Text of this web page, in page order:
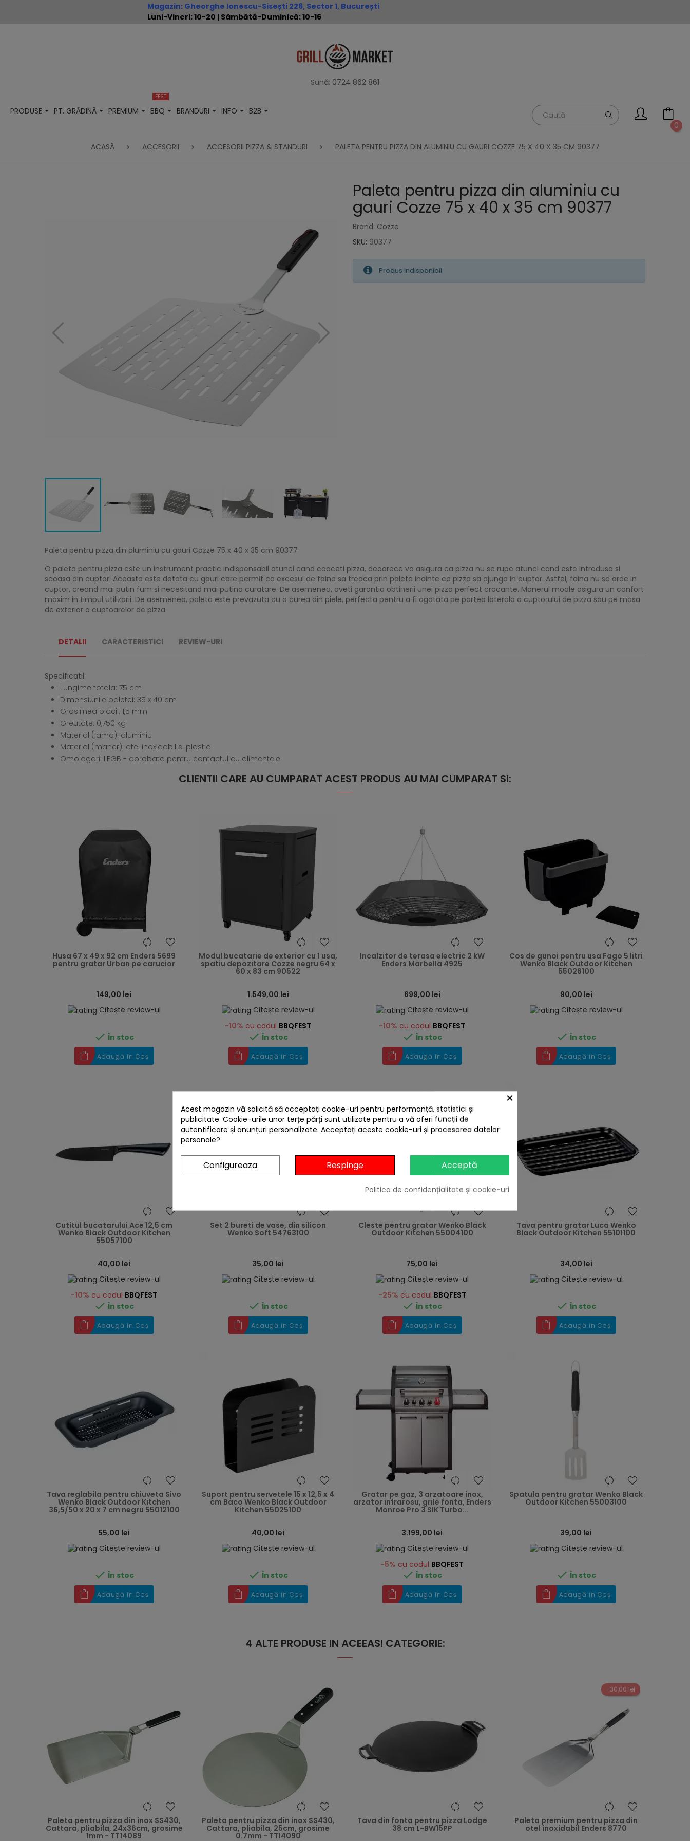
Magazin: Gheorghe Ionescu-Sisești 226, Sector 1, București
Luni-Vineri: 10-20 | Sâmbătă-Duminică: 10-16
Sună: 0724 862 861
PRODUSE PT. GRĂDINĂ PREMIUM BBQ
FEST
BRANDURI INFO
B2B
0
ACASĂ ACCESORII ACCESORII PIZZA & STANDURI PALETA PENTRU PIZZA DIN ALUMINIU CU GAURI COZZE 75 X 40 X 35 CM 90377
Paleta pentru pizza din aluminiu cu
gauri Cozze 75 x 40 x 35 cm 90377
Brand: Cozze
SKU: 90377
Produs indisponibil
Paleta pentru pizza din aluminiu cu gauri Cozze 75 x 40 x 35 cm 90377
O paleta pentru pizza este un instrument practic indispensabil atunci cand coaceti pizza, deoarece va asigura ca pizza nu se rupe atunci cand este introdusa si
scoasa din cuptor. Aceasta este dotata cu gauri care permit ca excesul de faina sa treaca prin paleta inainte ca pizza sa ajunga in cuptor. Astfel, faina nu se arde in
cuptor, creand mai putin fum si necesitand mai putina curatare. De asemenea, aveti garantia obtinerii unei pizza perfect crocante. Manerul moale asigura un confort
maxim in timpul utilizarii. De asemenea, paleta este prevazuta cu o curea din piele, perfecta pentru a fi agatata pe partea laterala a cuptorului de pizza sau pe masa
de exterior a cuptoarelor de pizza.
DETALII CARACTERISTICI REVIEW-URI
Specificatii:
Lungime totala: 75 cm
Dimensiunile paletei: 35 x 40 cm
Grosimea placii: 1,5 mm
Greutate: 0,750 kg
Material (lama): aluminiu
Material (maner): otel inoxidabil si plastic
Omologari: LFGB - aprobata pentru contactul cu alimentele
CLIENTII CARE AU CUMPARAT ACEST PRODUS AU MAI CUMPARAT SI:
heart
Husa 67 x 49 x 92 cm Enders 5699
pentru gratar Urban pe carucior
149,00 lei
Citește review-ul
 În stoc
Adaugă în Coș
heart
Modul bucatarie de exterior cu 1 usa,
spatiu depozitare Cozze negru 64 x
60 x 83 cm 90522
1.549,00 lei
Citește review-ul
-10% cu codul BBQFEST
 În stoc
Adaugă în Coș
heart
Incalzitor de terasa electric 2 kW
Enders Marbella 4925
699,00 lei
Citește review-ul
-10% cu codul BBQFEST
 În stoc
Adaugă în Coș
heart
Cos de gunoi pentru usa Fago 5 litri
Wenko Black Outdoor Kitchen
55028100
90,00 lei
Citește review-ul
 În stoc
Adaugă în Coș
heart
Cutitul bucatarului Ace 12,5 cm
Wenko Black Outdoor Kitchen
55057100
40,00 lei
Citește review-ul
-10% cu codul BBQFEST
 În stoc
Adaugă în Coș
heart
Set 2 bureti de vase, din silicon
Wenko Soft 54763100
35,00 lei
Citește review-ul
 În stoc
Adaugă în Coș
heart
Cleste pentru gratar Wenko Black
Outdoor Kitchen 55004100
75,00 lei
Citește review-ul
-25% cu codul BBQFEST
 În stoc
Adaugă în Coș
heart
Tava pentru gratar Luca Wenko
Black Outdoor Kitchen 55101100
34,00 lei
Citește review-ul
 În stoc
Adaugă în Coș
heart
Tava reglabila pentru chiuveta Sivo
Wenko Black Outdoor Kitchen
36,5/50 x 20 x 7 cm negru 55012100
55,00 lei
Citește review-ul
 În stoc
Adaugă în Coș
heart
Suport pentru servetele 15 x 12,5 x 4
cm Baco Wenko Black Outdoor
Kitchen 55025100
40,00 lei
Citește review-ul
 În stoc
Adaugă în Coș
heart
Gratar pe gaz, 3 arzatoare inox,
arzator infrarosu, grile fonta, Enders
Monroe Pro 3 SIK Turbo...
3.199,00 lei
Citește review-ul
-5% cu codul BBQFEST
 În stoc
Adaugă în Coș
heart
Spatula pentru gratar Wenko Black
Outdoor Kitchen 55003100
39,00 lei
Citește review-ul
 În stoc
Adaugă în Coș
4 ALTE PRODUSE IN ACEEASI CATEGORIE:
heart
Paleta pentru pizza din inox SS430,
Cattara, pliabila, 24x36cm, grosime
1mm - TT14089
heart
Paleta pentru pizza din inox SS430,
Cattara, pliabila, 25cm, grosime
0.7mm - TT14090
heart
Tava din fonta pentru pizza Lodge
38 cm L-BW15PP
-30,00 lei
heart
Paleta premium pentru pizza din
otel inoxidabil Enders 8770
×
Acest magazin vă solicită să acceptați cookie-uri pentru performanță, statistici și
publicitate. Cookie-urile unor terțe părți sunt utilizate pentru a vă oferi funcții de
autentificare și anunțuri personalizate. Acceptați aceste cookie-uri și procesarea datelor
personale?
Configureaza Respinge Acceptă
Politica de confidențialitate și cookie-uri